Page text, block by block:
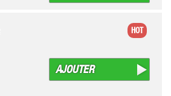
AJOUTER
HOT